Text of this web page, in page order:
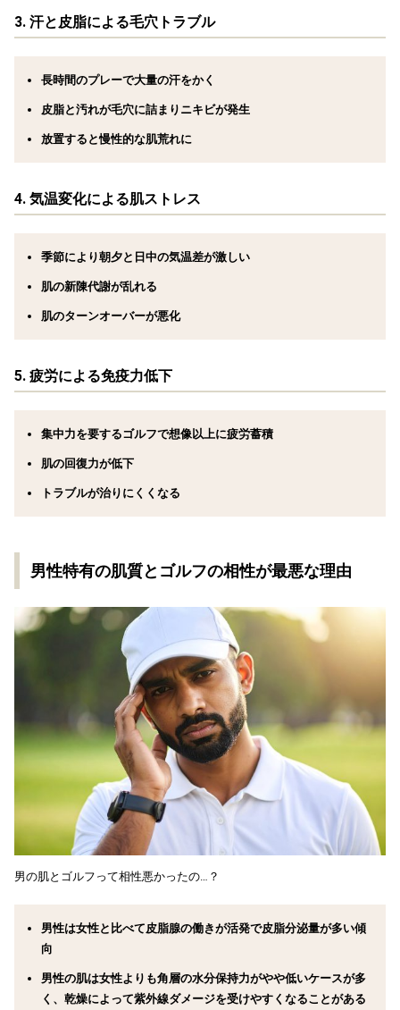
3. 汗と皮脂による毛穴トラブル
長時間のプレーで大量の汗をかく
皮脂と汚れが毛穴に詰まりニキビが発生
放置すると慢性的な肌荒れに
4. 気温変化による肌ストレス
季節により朝夕と日中の気温差が激しい
肌の新陳代謝が乱れる
肌のターンオーバーが悪化
5. 疲労による免疫力低下
集中力を要するゴルフで想像以上に疲労蓄積
肌の回復力が低下
トラブルが治りにくくなる
男性特有の肌質とゴルフの相性が最悪な理由
男の肌とゴルフって相性悪かったの…？
男性は女性と比べて皮脂腺の働きが活発で皮脂分泌量が多い傾
向
男性の肌は女性よりも角層の水分保持力がやや低いケースが多
く、乾燥によって紫外線ダメージを受けやすくなることがある